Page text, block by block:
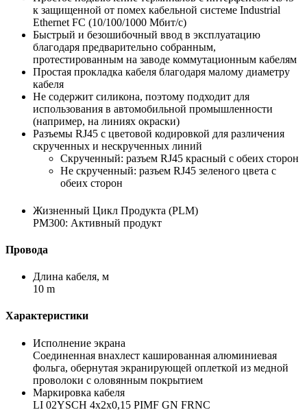
к защищенной от помех кабельной системе Industrial
Ethernet FC (10/100/1000 Мбит/с)
Быстрый и безошибочный ввод в эксплуатацию
благодаря предварительно собранным,
протестированным на заводе коммутационным кабелям
Простая прокладка кабеля благодаря малому диаметру
кабеля
Не содержит силикона, поэтому подходит для
использования в автомобильной промышленности
(например, на линиях окраски)
Разъемы RJ45 с цветовой кодировкой для различения
скрученных и нескрученных линий
Скрученный: разъем RJ45 красный с обеих сторон
Не скрученный: разъем RJ45 зеленого цвета с
обеих сторон
Жизненный Цикл Продукта (PLM)
PM300: Активный продукт
Провода
Длина кабеля, м
10 m
Характеристики
Исполнение экрана
Соединенная внахлест кашированная алюминиевая
фольга, обернутая экранирующей оплеткой из медной
проволоки с оловянным покрытием
Маркировка кабеля
LI 02YSCH 4x2x0,15 PIMF GN FRNC